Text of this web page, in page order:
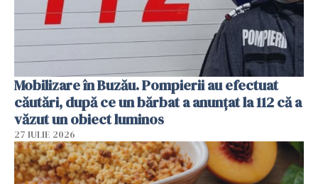
Mobilizare în Buzău. Pompierii au efectuat
căutări, după ce un bărbat a anunțat la 112 că a
văzut un obiect luminos
27 IULIE 2026